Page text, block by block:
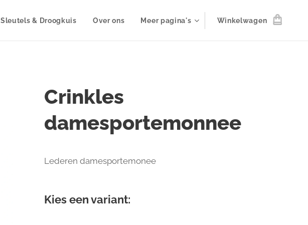
Sleutels & Droogkuis Over ons Meer pagina's Winkelwagen
Crinkles
damesportemonnee
Lederen damesportemonee
Kies een variant: